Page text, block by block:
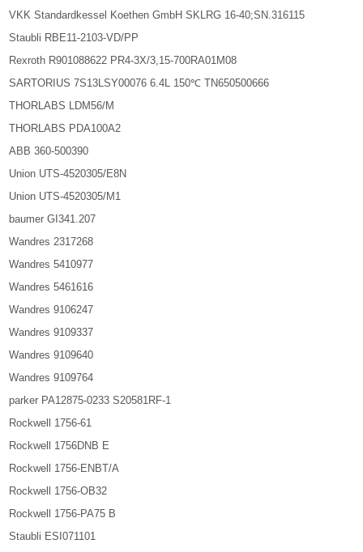
VKK Standardkessel Koethen GmbH SKLRG 16-40;SN.316115
Staubli RBE11-2103-VD/PP
Rexroth R901088622 PR4-3X/3,15-700RA01M08
SARTORIUS 7S13LSY00076 6.4L 150℃ TN650500666
THORLABS LDM56/M
THORLABS PDA100A2
ABB 360-500390
Union UTS-4520305/E8N
Union UTS-4520305/M1
baumer GI341.207
Wandres 2317268
Wandres 5410977
Wandres 5461616
Wandres 9106247
Wandres 9109337
Wandres 9109640
Wandres 9109764
parker PA12875-0233 S20581RF-1
Rockwell 1756-61
Rockwell 1756DNB E
Rockwell 1756-ENBT/A
Rockwell 1756-OB32
Rockwell 1756-PA75 B
Staubli ESI071101